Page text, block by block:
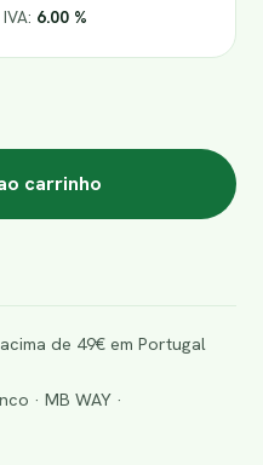
6.00 %
carrinho
de 49€ em Portugal
· MB WAY ·